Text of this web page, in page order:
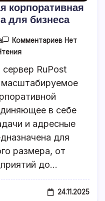
корпоративная
для бизнеса
КомментариевК
Почтовая
Система
Нет
RuPost
масштабируемое
в себе
и адресные
для
размера, от
до…
24.11.2025